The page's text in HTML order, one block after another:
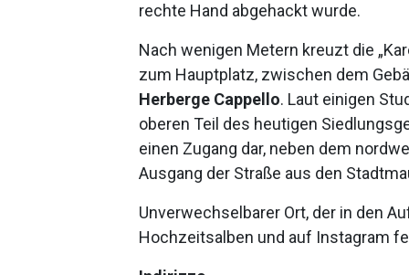
rechte Hand abgehackt wurde.
Nach wenigen Metern kreuzt die
zum Hauptplatz, zwischen dem
Herberge Cappello. Laut einigen
oberen Teil des heutigen
einen Zugang dar, neben dem
Ausgang der Straße aus den
Unverwechselbarer Ort, der in den
Hochzeitsalben und auf Instagram